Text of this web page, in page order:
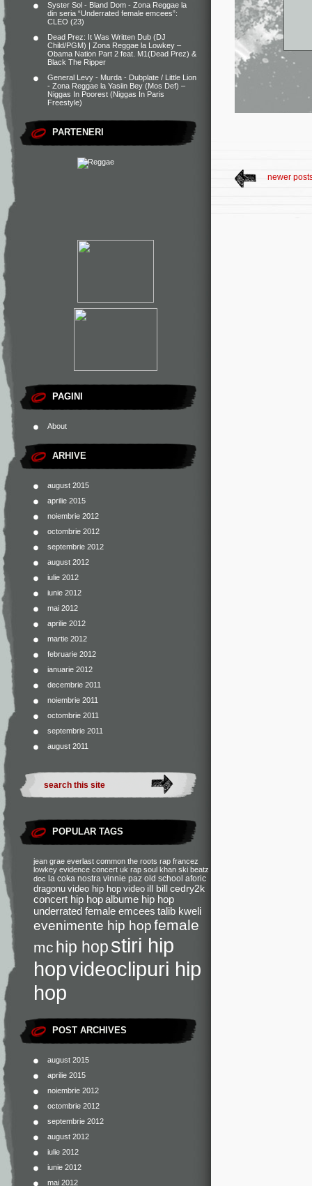
Syster Sol - Bland Dom - Zona Reggae la
din seria “Underrated female emcees”:
CLEO (23)
Dead Prez: It Was Written Dub (DJ
Child/PGM) | Zona Reggae la Lowkey –
Obama Nation Part 2 feat. M1(Dead Prez) &
Black The Ripper
General Levy - Murda - Dubplate / Little Lion
- Zona Reggae la Yasiin Bey (Mos Def) –
Niggas In Poorest (Niggas In Paris
Freestyle)
PARTENERI
PAGINI
About
ARHIVE
august 2015
aprilie 2015
noiembrie 2012
octombrie 2012
septembrie 2012
august 2012
iulie 2012
iunie 2012
mai 2012
aprilie 2012
martie 2012
februarie 2012
ianuarie 2012
decembrie 2011
noiembrie 2011
octombrie 2011
septembrie 2011
august 2011
POPULAR TAGS
jean grae everlast common the roots rap francez
lowkey evidence concert uk rap soul khan ski beatz
doc la coka nostra vinnie paz old school aforic
dragonu video hip hop video ill bill cedry2k
concert hip hopalbume hip hop
underrated female emcees talib kweli
evenimente hip hopfemale
mc hip hopstiri hip
hopvideoclipuri hip
hop
POST ARCHIVES
august 2015
aprilie 2015
noiembrie 2012
octombrie 2012
septembrie 2012
august 2012
iulie 2012
iunie 2012
mai 2012
newer